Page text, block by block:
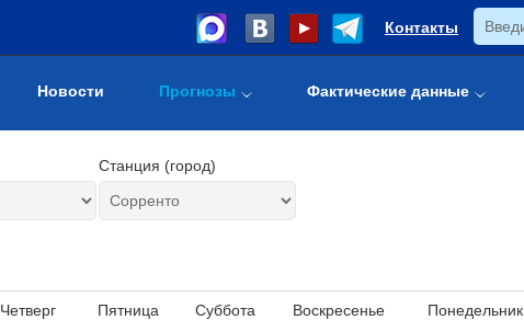
Контакты
Новости Прогнозы Фактические данные
Станция (город)
Четверг
Пятница
Суббота
Воскресенье
Понедельник